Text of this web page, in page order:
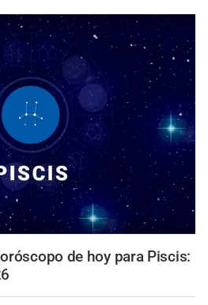
de hoy para Piscis: